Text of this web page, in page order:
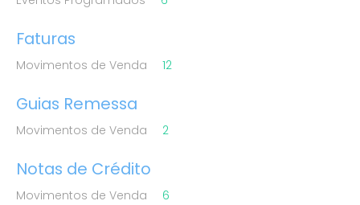
Faturas
Movimentos de Venda 12
Guias Remessa
Movimentos de Venda 2
Notas de Crédito
Movimentos de Venda 6